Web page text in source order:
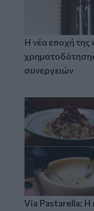
Η νέα εποχή της
συνεργειών
Via Pastarella: Η